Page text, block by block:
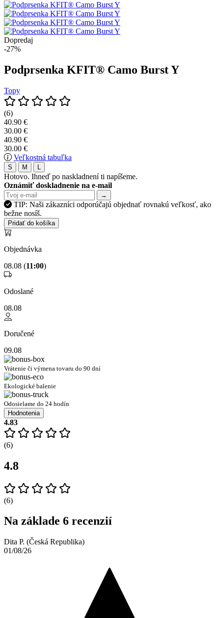
Dopredaj
-27%
Podprsenka KFIT® Camo Burst Y
Topy
(6)
40.90 €
30.00 €
40.90 €
30.00 €
Veľkostná tabuľka
S M L
Hotovo. Ihneď po naskladnení ti napíšeme.
Oznámiť doskladnenie na e-mail
→
TIP: Naši zákazníci odporúčajú objednať rovnakú veľkosť, ako
bežne nosíš.
Pridať do košíka
Objednávka
08.08 (11:00)
Odoslané
08.08
Doručené
09.08
Vrátenie či výmena tovaru do 90 dní
Ekologické balenie
Odosielame do 24 hodín
Hodnotenia
4.83
(6)
4.8
(6)
Na základe 6 recenzií
Dita P. (Česká Republika)
01/08/26